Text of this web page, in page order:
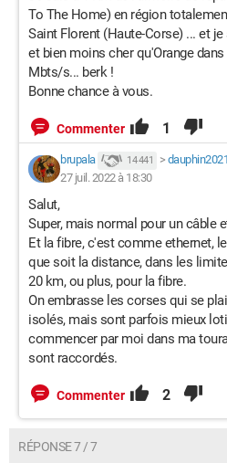
To The Home) en région
Saint Florent (Haute-Corse) ... et
et bien moins cher qu'Orange
Mbts/s... berk !
Bonne chance à vous.
Commenter 1
brupala 14 441 >
27 juil. 2022 à 18:30
Salut,
Super, mais normal pour un câble
Et la fibre, c'est comme ethernet,
que soit la distance, dans les
20 km, ou plus, pour la fibre.
On embrasse les corses qui se
isolés, mais sont parfois mieux
commencer par moi dans ma
sont raccordés.
Commenter 2
RÉPONSE 7 / 7